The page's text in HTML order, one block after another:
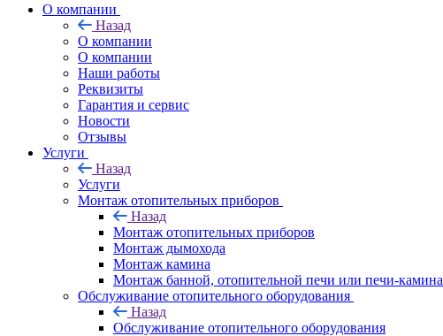
O компании
Назад
O компании
О компании
Наши работы
Реквизиты
Гарантия и сервис
Новости
Отзывы
Услуги
Назад
Услуги
Монтаж отопительных приборов
Назад
Монтаж отопительных приборов
Монтаж дымохода
Монтаж камина
Монтаж банной, отопительной печи или печи-камина
Обслуживание отопительного оборудования
Назад
Обслуживание отопительного оборудования